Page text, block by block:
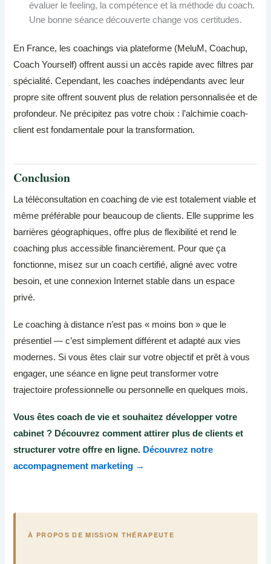
évaluer le feeling, la compétence et la méthode du coach.
Une bonne séance découverte change vos certitudes.
En France, les coachings via plateforme (MeluM, Coachup,
Coach Yourself) offrent aussi un accès rapide avec filtres par
spécialité. Cependant, les coaches indépendants avec leur
propre site offrent souvent plus de relation personnalisée et de
profondeur. Ne précipitez pas votre choix : l’alchimie coach-
client est fondamentale pour la transformation.
Conclusion
La téléconsultation en coaching de vie est totalement viable et
même préférable pour beaucoup de clients. Elle supprime les
barrières géographiques, offre plus de flexibilité et rend le
coaching plus accessible financièrement. Pour que ça
fonctionne, misez sur un coach certifié, aligné avec votre
besoin, et une connexion Internet stable dans un espace
privé.
Le coaching à distance n’est pas « moins bon » que le
présentiel — c’est simplement différent et adapté aux vies
modernes. Si vous êtes clair sur votre objectif et prêt à vous
engager, une séance en ligne peut transformer votre
trajectoire professionnelle ou personnelle en quelques mois.
Vous êtes coach de vie et souhaitez développer votre
cabinet ? Découvrez comment attirer plus de clients et
structurer votre offre en ligne. Découvrez notre
accompagnement marketing →
À PROPOS DE MISSION THÉRAPEUTE